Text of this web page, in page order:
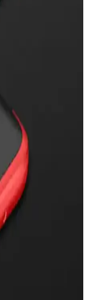
Tasarım,
kullanımıyla
fiyatlı bir
kalitesi konularında
Kılıf: Estetik
ve fonksiyonellik
ve şık tasarımıyla
katar.
Koruyucu
dayanıklı ve
karşı
ve